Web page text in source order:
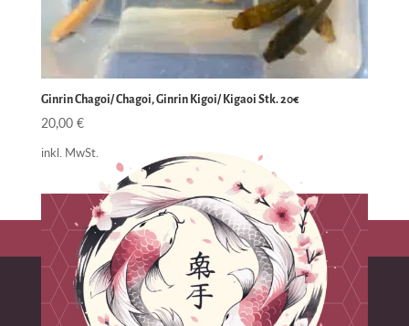
Ginrin Chagoi/ Chagoi, Ginrin Kigoi/ Kigaoi Stk. 20€
20,00 €
inkl. MwSt.